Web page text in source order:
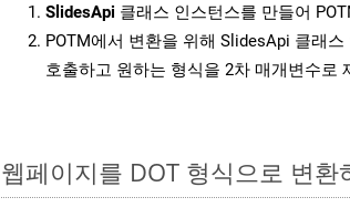
SlidesApi 클래스 인스턴스를 만들어
POTM에서 변환을 위해 SlidesApi 클래스
호출하고 원하는 형식을 2차 매개변수로
웹페이지를 DOT 형식으로 변환